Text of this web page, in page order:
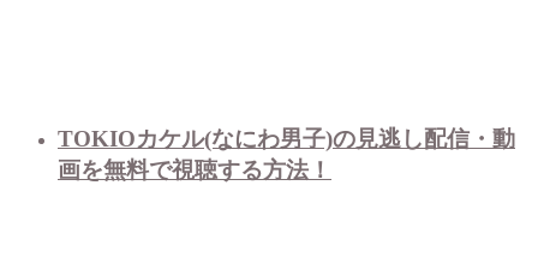
TOKIOカケル(なにわ男子)の見逃し配信・動
画を無料で視聴する方法！